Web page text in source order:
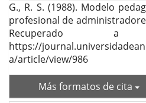
G., R. S. (1988). Modelo
profesional de
Recuperado
https://
a/article/view/986
Más formatos de cita